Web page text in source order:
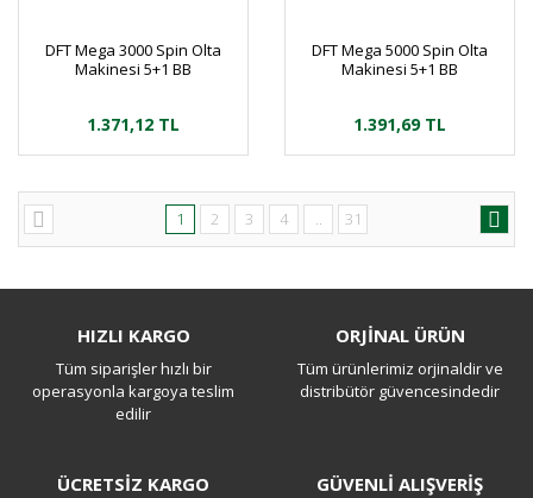
DFT Mega 3000 Spin Olta
Makinesi 5+1 BB
1.371,12 TL
DFT Mega 5000 Spin Olta
Makinesi 5+1 BB
1.391,69 TL
1 2 3 4 .. 31
HIZLI KARGO
Tüm siparişler hızlı bir
operasyonla kargoya teslim
edilir
ORJİNAL ÜRÜN
Tüm ürünlerimiz orjinaldir ve
distribütör güvencesindedir
ÜCRETSİZ KARGO GÜVENLİ ALIŞVERİŞ